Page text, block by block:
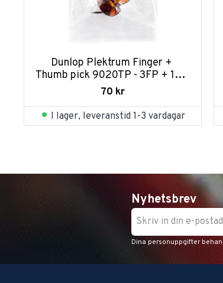
Dunlop Plektrum Finger +
Thumb pick 9020TP - 3FP + 1TP
PLYPK
70 kr
I lager, leveranstid 1-3 vardagar
Nyhetsbrev
Dina personuppgifter